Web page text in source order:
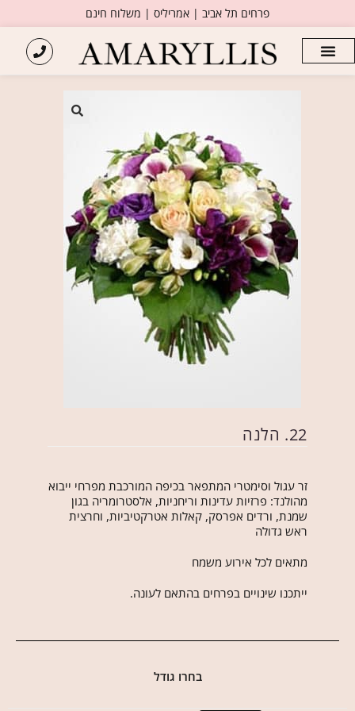
פרחים תל אביב | אמריליס | משלוח חינם
22. הלנה
זר עגול וסימטרי המתפאר בכיפה המורכבת מפרחי ייבוא
מהולנד: פרזיות עדינות וריחניות, אלסטרומריה בגון
שמנת, ורדים אפרסק, קאלות אטרקטיביות, וחרצית
ראש גדולה
מתאים לכל אירוע משמח
ייתכנו שינויים בפרחים בהתאם לעונה.
בחרו גודל